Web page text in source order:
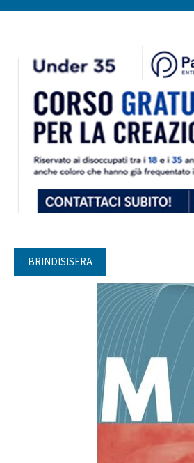
BRINDISISERA